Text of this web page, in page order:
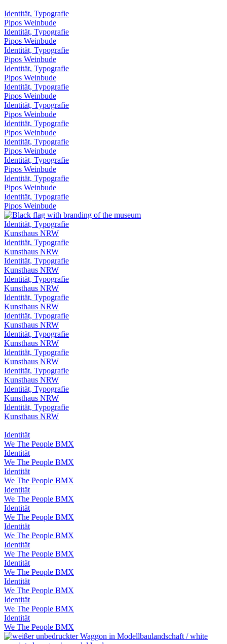
Identität, Typografie
Pipos Weinbude
Identität, Typografie
Pipos Weinbude
Identität, Typografie
Pipos Weinbude
Identität, Typografie
Pipos Weinbude
Identität, Typografie
Pipos Weinbude
Identität, Typografie
Pipos Weinbude
Identität, Typografie
Pipos Weinbude
Identität, Typografie
Pipos Weinbude
Identität, Typografie
Pipos Weinbude
Identität, Typografie
Pipos Weinbude
Identität, Typografie
Pipos Weinbude
Identität, Typografie
Kunsthaus NRW
Identität, Typografie
Kunsthaus NRW
Identität, Typografie
Kunsthaus NRW
Identität, Typografie
Kunsthaus NRW
Identität, Typografie
Kunsthaus NRW
Identität, Typografie
Kunsthaus NRW
Identität, Typografie
Kunsthaus NRW
Identität, Typografie
Kunsthaus NRW
Identität, Typografie
Kunsthaus NRW
Identität, Typografie
Kunsthaus NRW
Identität, Typografie
Kunsthaus NRW
Identität
We The People BMX
Identität
We The People BMX
Identität
We The People BMX
Identität
We The People BMX
Identität
We The People BMX
Identität
We The People BMX
Identität
We The People BMX
Identität
We The People BMX
Identität
We The People BMX
Identität
We The People BMX
Identität
We The People BMX